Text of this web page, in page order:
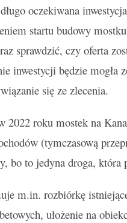
oczekiwana
startu budowy
sprawdzić, czy oferta
inwestycji będzie mogła
się ze zlecenia.
2022 roku mostek na
(tymczasową
bo to jedyna droga,
m.in. rozbiórkę
ułożenie na